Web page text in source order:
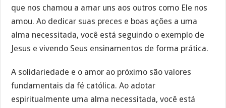
que nos chamou a amar uns aos outros como Ele nos
amou. Ao dedicar suas preces e boas ações a uma
alma necessitada, você está seguindo o exemplo de
Jesus e vivendo Seus ensinamentos de forma prática.
A solidariedade e o amor ao próximo são valores
fundamentais da fé católica. Ao adotar
espiritualmente uma alma necessitada, você está